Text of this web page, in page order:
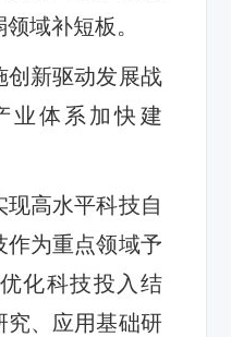
域补短板。
新驱动发展战
业体系加快建
高水平科技自
作为重点领域予
化科技投入结
究、应用基础研